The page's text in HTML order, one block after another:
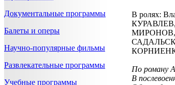
Документальные программы
Балеты и оперы
Научно-популярные фильмы
Развлекательные программы
Учебные программы
В ролях:
МИРОНОВ,
По роману
В